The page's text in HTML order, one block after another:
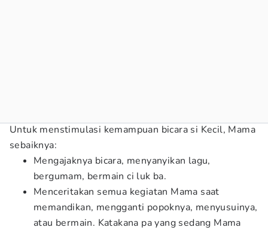
Untuk menstimulasi kemampuan bicara si Kecil, Mama
sebaiknya:
Mengajaknya bicara, menyanyikan lagu,
bergumam, bermain ci luk ba.
Menceritakan semua kegiatan Mama saat
memandikan, mengganti popoknya, menyusuinya,
atau bermain. Katakana pa yang sedang Mama